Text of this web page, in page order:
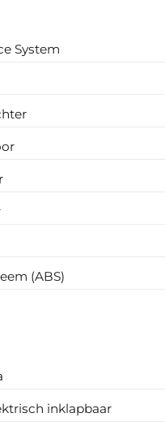
System
(ABS)
inklapbaar